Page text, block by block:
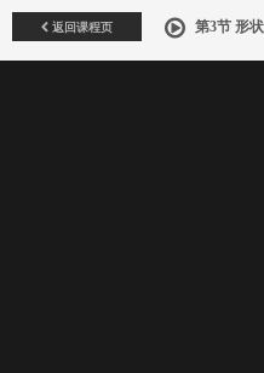
返回课程页 第3节 形